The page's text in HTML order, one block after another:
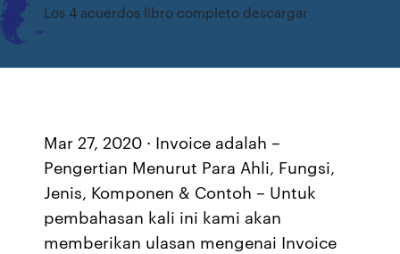
Los 4 acuerdos libro completo descargar
Mar 27, 2020 · Invoice adalah –
Pengertian Menurut Para Ahli, Fungsi,
Jenis, Komponen & Contoh – Untuk
pembahasan kali ini kami akan
memberikan ulasan mengenai Invoice